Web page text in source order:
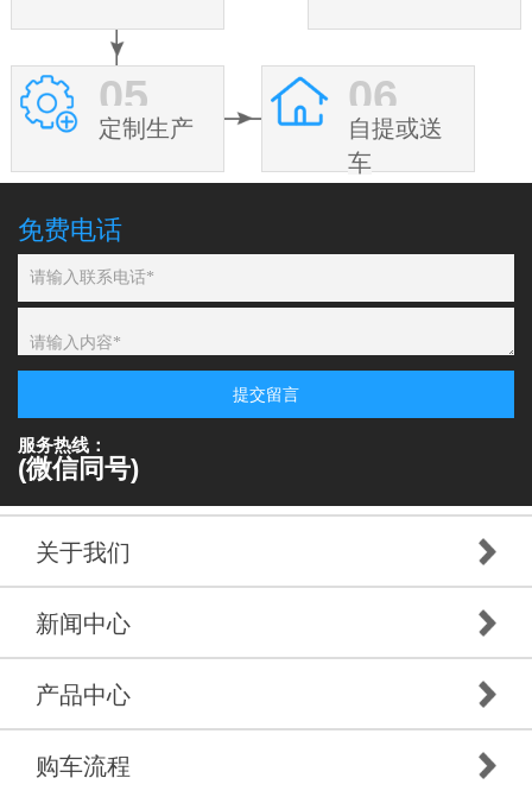
05
定制生产
06
自提或送
车
免费电话
提交留言
服务热线：
(微信同号)
关于我们
新闻中心
产品中心
购车流程